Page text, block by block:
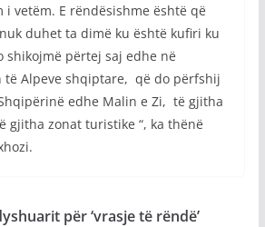
i vetëm. E rëndësishme është që
duhet ta dimë ku është kufiri ku
shikojmë përtej saj edhe në
të Alpeve shqiptare, që do përfshij
edhe Malin e Zi, të gjitha
gjitha zonat turistike “, ka thënë
për ‘vrasje të rëndë’